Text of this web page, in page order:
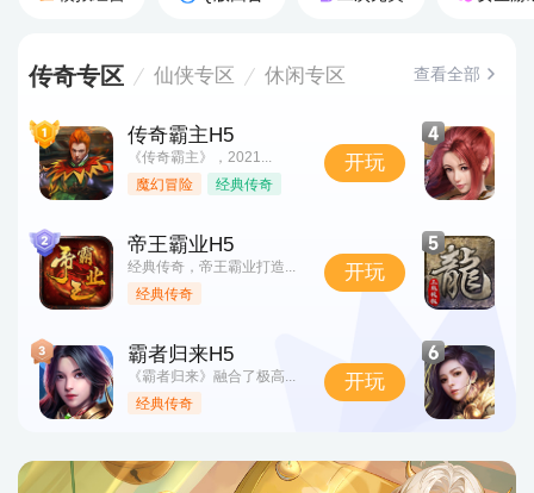
传奇专区 仙侠专区 休闲专区 查看全部
传奇霸主H5
《传奇霸主》，2021...
魔幻冒险
经典传奇
开玩
帝王霸业H5
经典传奇，帝王霸业打造...
经典传奇
开玩
霸者归来H5
《霸者归来》融合了极高...
经典传奇
开玩